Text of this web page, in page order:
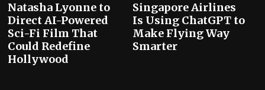
Natasha Lyonne to
Direct AI-Powered
Sci-Fi Film That
Could Redefine
Hollywood
Singapore Airlines
Is Using ChatGPT to
Make Flying Way
Smarter